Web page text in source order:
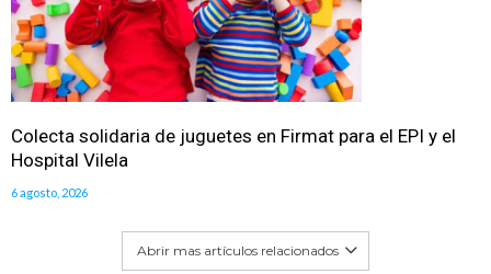
Colecta solidaria de juguetes en Firmat para el EPI y el
Hospital Vilela
6 agosto, 2026
Abrir mas artículos relacionados